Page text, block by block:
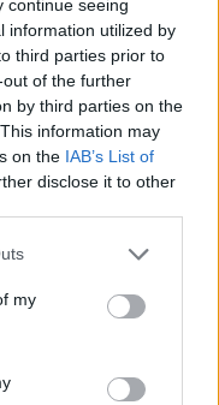
continue seeing
information utilized by
third parties prior to
of the further
by third parties on the
information may
on the IAB’s List of
disclose it to other
my
Αηδόνη:
του στόλου του
προτεραιότητα. Με
ένα ακόμη
και
Εξασφαλίζουμε
και το
προσφέρουμε
και